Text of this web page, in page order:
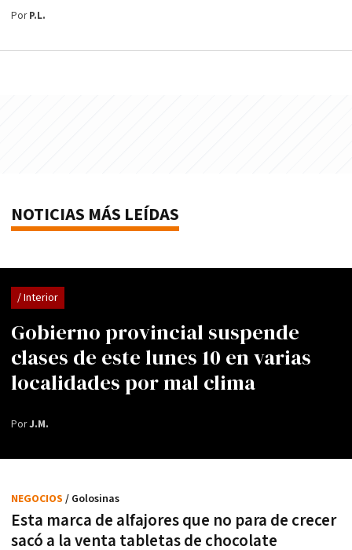
PorP.L.
NOTICIAS MÁS LEÍDAS
Gobierno provincial suspende
clases de este lunes 10 en varias
localidades por mal clima
/ Interior
PorJ.M.
Esta marca de alfajores que no para de crecer
sacó a la venta tabletas de chocolate
NEGOCIOS / Golosinas